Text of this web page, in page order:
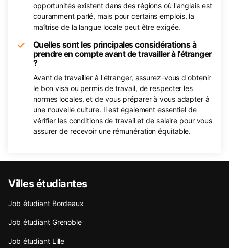
opportunités existent dans des régions où l'anglais est
couramment parlé, mais pour certains emplois, la
maîtrise de la langue locale peut être exigée.
Quelles sont les principales considérations à
prendre en compte avant de travailler à l'étranger
?
Avant de travailler à l'étranger, assurez-vous d'obtenir
le bon visa ou permis de travail, de respecter les
normes locales, et de vous préparer à vous adapter à
une nouvelle culture. Il est également essentiel de
vérifier les conditions de travail et de salaire pour vous
assurer de recevoir une rémunération équitable.
Villes étudiantes
Job étudiant Bordeaux
Job étudiant Grenoble
Job étudiant Lille